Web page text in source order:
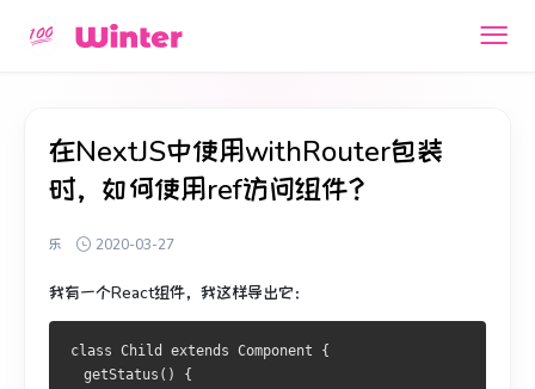
在NextJS中使用withRouter包装
时，如何使用ref访问组件？
乐 2020-03-27
我有一个React组件，我这样导出它：
class Child extends Component {
  getStatus() {